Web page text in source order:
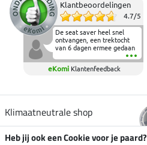
Klantbeoordelingen
4.7/5
De seat saver heel snel
ontvangen, een trektocht
van 6 dagen ermee gedaan
en deze heeft de beproeving
fantastisch doorstaan.
Heerlijk zacht om op te
elkaar in het zadel.
eKomi Klantenfeedback
Klimaatneutrale shop
Heb jij ook een Cookie voor je paard?